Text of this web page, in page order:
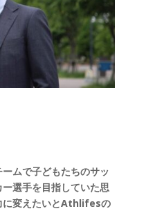
ムで子どもたちのサッ
選手を目指していた思
変えたいとAthlifesの